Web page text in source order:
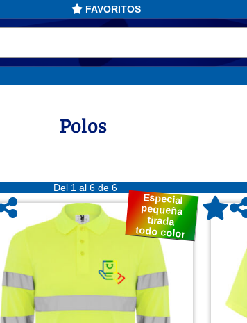
FAVORITOS
Polos
Del 1 al 6 de 6
Especial
pequeña
tirada
todo color